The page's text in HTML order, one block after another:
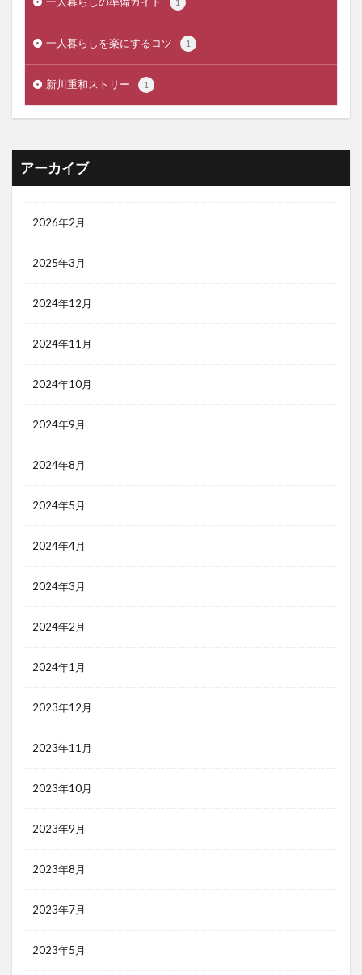
1
一人暮らしを楽にするコツ 1
新川重和ストリー 1
アーカイブ
2026年2月
2025年3月
2024年12月
2024年11月
2024年10月
2024年9月
2024年8月
2024年5月
2024年4月
2024年3月
2024年2月
2024年1月
2023年12月
2023年11月
2023年10月
2023年9月
2023年8月
2023年7月
2023年5月